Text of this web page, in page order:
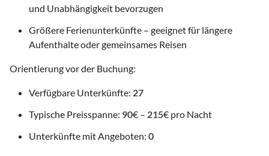
und Unabhängigkeit bevorzugen
Größere Ferienunterkünfte – geeignet für längere
Aufenthalte oder gemeinsames Reisen
Orientierung vor der Buchung:
Verfügbare Unterkünfte: 27
Typische Preisspanne: 90€ – 215€ pro Nacht
Unterkünfte mit Angeboten: 0